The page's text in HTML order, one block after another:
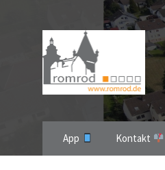
navigation
App Kontakt